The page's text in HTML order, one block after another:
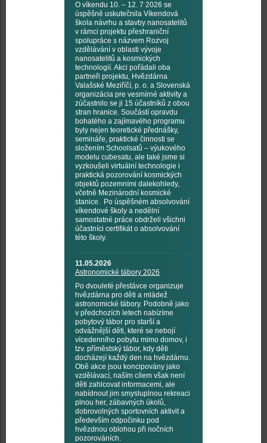
O víkendu 10. – 12. 7 2026 se
úspěšně uskutečnila Víkendová
škola návrhu a stavby nanosatelitů
v rámci projektu přeshraniční
spolupráce s názvem Rozvoj
vzdělávání v oblasti vývoje
nanosatelitů a kosmických
technologií. Akci pořádali oba
partneři projektu, Hvězdárna
Valašské Meziříčí, p. o. a Slovenská
organizácia pre vesmírné aktivity a
zúčastnilo se ji 15 účastníků z obou
stran hranice. Součástí opravdu
bohatého a zajímavého programu
byly nejen teoretické přednášky,
semináře, praktické činnosti se
složením Schoolsatů – výukového
modelu cubesatu, ale také jsme si
vyzkoušeli virtuální technologie i
praktická pozorování kosmických
objektů pozemními dalekohledy,
včetně Mezinárodní kosmické
stanice. Po úspěšném absolvování
víkendové školy a nedělní
samostatné práce obdrželi všichni
účastníci certifikát o absolvování
této školy.
11.05.2026
Astronomické tábory 2026
Po dvouleté přestávce organizuje
hvězdárna pro děti a mládež
astronomické tábory. Podobně jako
v předchozích letech nabízíme
pobytový tábor pro starší a
odvážnější děti, které se nebojí
vícedenního pobytu mimo domov, i
tzv. příměstský tábor, kdy děti
docházejí každý den na hvězdárnu.
Obě akce jsou koncipovány jako
vzdělávací, naším cílem však není
děti zahlcovat informacemi, ale
nabídnout jim smysluplnou rekreaci
plnou her, zábavných úkolů,
dobrovolných sportovních aktivit a
především odpočinku pod
hvězdnou oblohou při nočních
pozorováních.